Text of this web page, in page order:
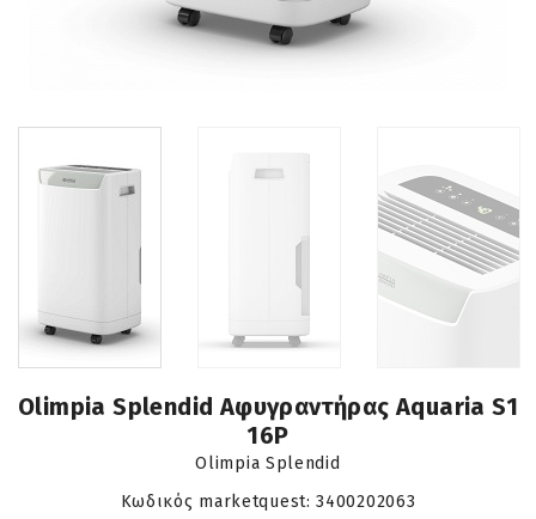
Olimpia Splendid Αφυγραντήρας Aquaria S1
16P
Olimpia Splendid
Κωδικός marketquest:3400202063